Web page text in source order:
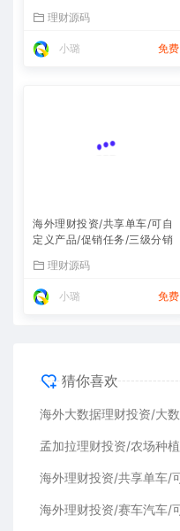
理财源码
小璐 免费
海外理财投资/共享单车/可自
定义产品/促销任务/三级分销
理财源码
小璐 免费
猜你喜欢